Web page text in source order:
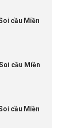
cầu Miền
cầu Miền
cầu Miền